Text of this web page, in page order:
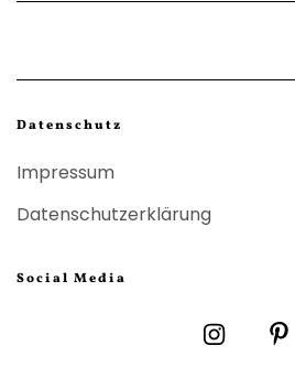
Datenschutz
Impressum
Datenschutzerklärung
Social Media